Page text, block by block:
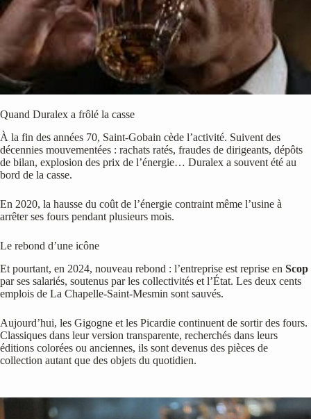
Quand Duralex a frôlé la casse
À la fin des années 70, Saint-Gobain cède l’activité. Suivent des
décennies mouvementées : rachats ratés, fraudes de dirigeants, dépôts
de bilan, explosion des prix de l’énergie… Duralex a souvent été au
bord de la casse.
En 2020, la hausse du coût de l’énergie contraint même l’usine à
arrêter ses fours pendant plusieurs mois.
Le rebond d’une icône
Et pourtant, en 2024, nouveau rebond : l’entreprise est reprise en Scop
par ses salariés, soutenus par les collectivités et l’État. Les deux cents
emplois de La Chapelle-Saint-Mesmin sont sauvés.
Aujourd’hui, les Gigogne et les Picardie continuent de sortir des fours.
Classiques dans leur version transparente, recherchés dans leurs
éditions colorées ou anciennes, ils sont devenus des pièces de
collection autant que des objets du quotidien.